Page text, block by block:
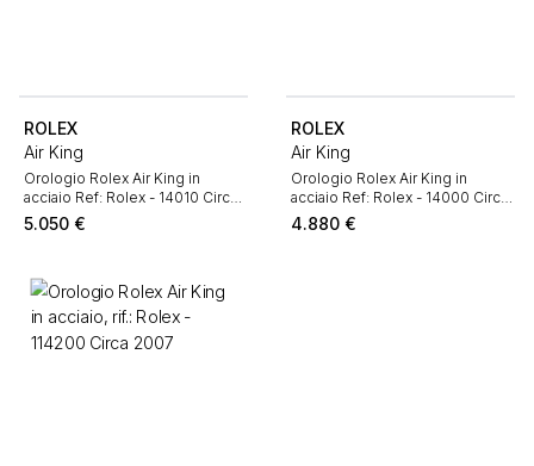
ROLEX
Air King
Orologio Rolex Air King in
acciaio Ref: Rolex - 14010 Circa
1995
5.050 €
ROLEX
Air King
Orologio Rolex Air King in
acciaio Ref: Rolex - 14000 Circa
1991
4.880 €